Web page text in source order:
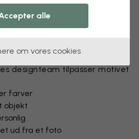
designteam tilpasser motivet
farver
objekt
ud fra et foto
alle
om vores cookies